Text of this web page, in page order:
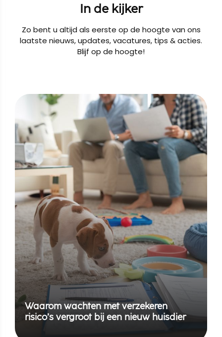
In de kijker
Zo bent u altijd als eerste op de hoogte van ons
laatste nieuws, updates, vacatures, tips & acties.
Blijf op de hoogte!
Waarom wachten met verzekeren
risico’s vergroot bij een nieuw huisdier